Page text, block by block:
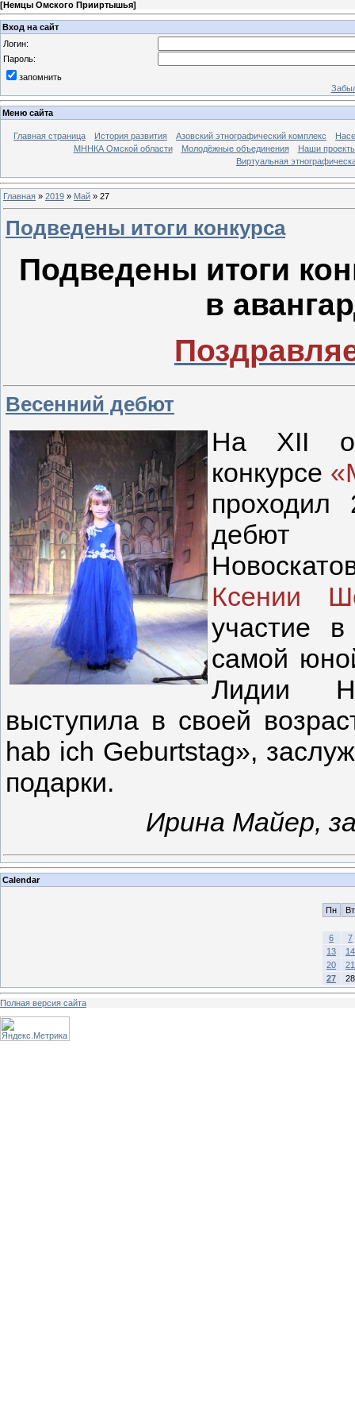
[Немцы Омского Прииртышья]
Вход на сайт
Логин:
Пароль:
запомнить
Меню сайта
Главная страница История развития Азовский этнографический комплекс
МННКА Омской области
Молодёжные объединения
Наши
Виртуальная
Главная » 2019 » Май » 27
Подведены итоги конкурса
Подведены итоги
в
Весенний дебют
На XII
конкурсе
дебют
Ксении
участие
самой
Лидии
выступила в своей
hab ich Geburtstag»,
подарки.
Ирина Майер,
Calendar
Пн Вт
6
7
13
14
20
21
27
28
Полная версия сайта